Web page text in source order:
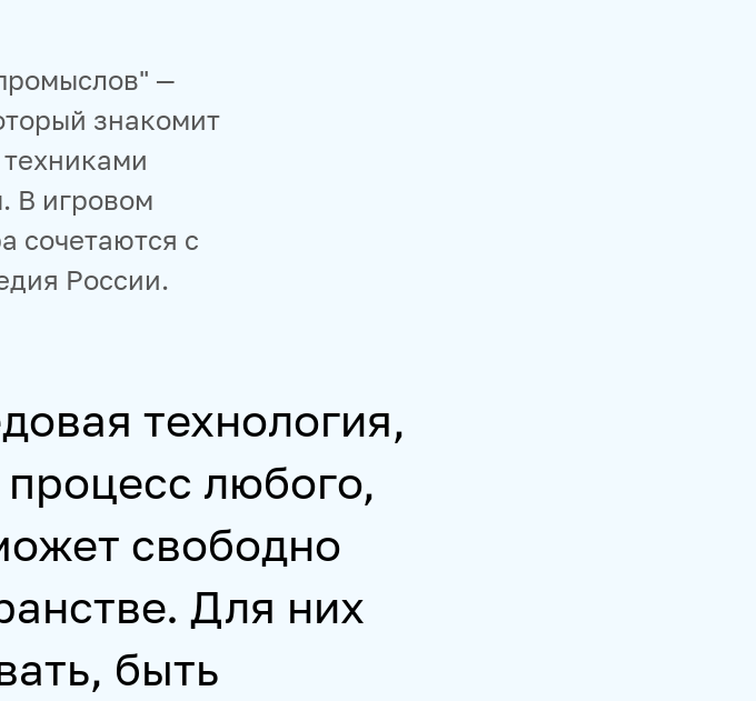
—
знакомит
В игровом
сочетаются с
России.
технология,
любого,
свободно
Для них
быть